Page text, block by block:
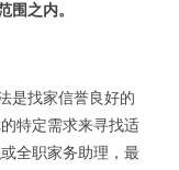
围之内。
是找家信誉良好的
特定需求来寻找适
全职家务助理，最